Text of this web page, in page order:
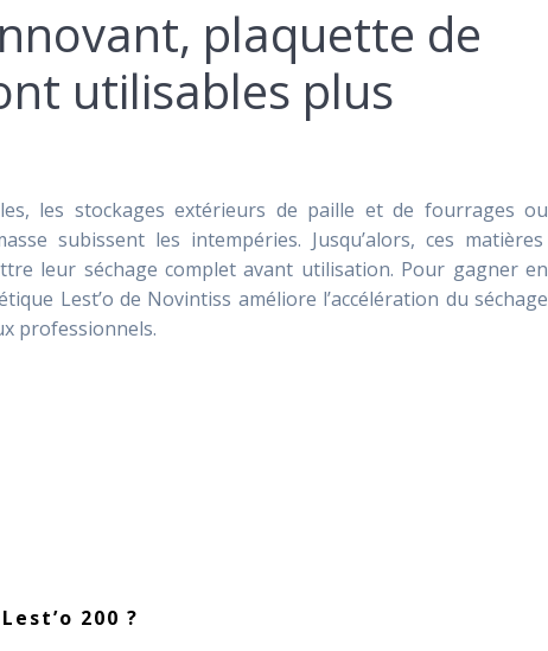
plaquette de
utilisables plus
les stockages extérieurs de paille et de fourrages ou
subissent les intempéries. Jusqu’alors, ces matières
leur séchage complet avant utilisation. Pour gagner en
Lest’o de Novintiss améliore l’accélération du séchage
professionnels.
200 ?